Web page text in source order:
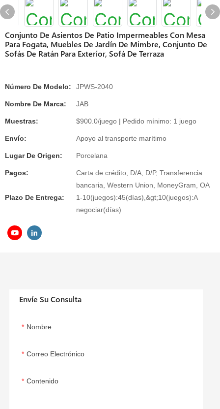
Conjunto De Asientos De Patio Impermeables Con Mesa
Para Fogata, Muebles De Jardín De Mimbre, Conjunto De
Sofás De Ratán Para Exterior, Sofá De Terraza
Número De Modelo: JPWS-2040
Nombre De Marca: JAB
Muestras: $900.0/juego | Pedido mínimo: 1 juego
Envío: Apoyo al transporte marítimo
Lugar De Origen: Porcelana
Pagos:
Carta de crédito, D/A, D/P, Transferencia
bancaria, Western Union, MoneyGram, OA
Plazo De Entrega:
1-10(juegos):45(días),&gt;10(juegos):A
negociar(días)
Envíe Su Consulta
Nombre
Correo Electrónico
Contenido